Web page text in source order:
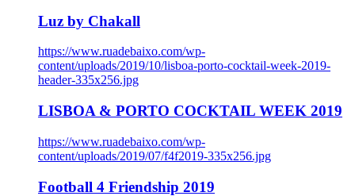
Luz by Chakall
https://www.ruadebaixo.com/wp-
content/uploads/2019/10/lisboa-porto-cocktail-week-2019-
header-335x256.jpg
LISBOA & PORTO COCKTAIL WEEK 2019
https://www.ruadebaixo.com/wp-
content/uploads/2019/07/f4f2019-335x256.jpg
Football 4 Friendship 2019